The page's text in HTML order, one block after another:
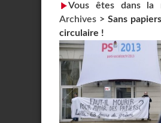
Vous êtes dans la
Archives > Sans
circulaire !